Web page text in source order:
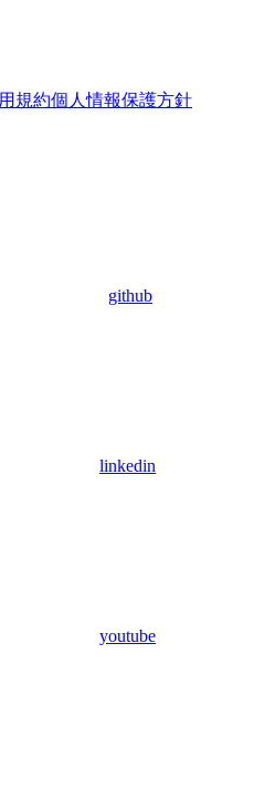
規約個人情報保護方針
github
linkedin
youtube